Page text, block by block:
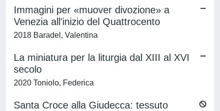
Immagini per «muover divozione» a
Venezia all'inizio del Quattrocento
2018 Baradel, Valentina
La miniatura per la liturgia dal XIII al XVI
secolo
2020 Toniolo, Federica
Santa Croce alla Giudecca: tessuto